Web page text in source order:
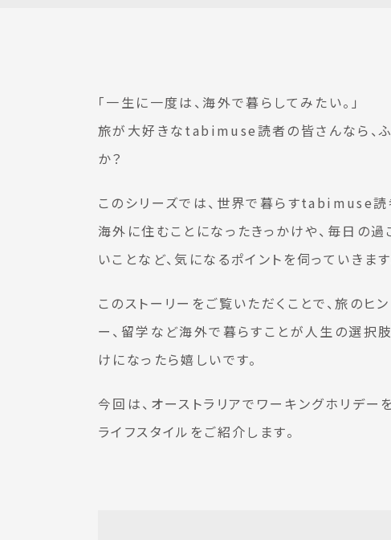
「一生に一度は、海外で暮らしてみたい。」
旅が大好きなtabimuse読者の皆さんなら、
か？
このシリーズでは、世界で暮らすtabimuse読
海外に住むことになったきっかけや、毎日の
いことなど、気になるポイントを伺っていきます
このストーリーをご覧いただくことで、旅のヒ
ー、留学など海外で暮らすことが人生の選択
けになったら嬉しいです。
今回は、オーストラリアでワーキングホリデ
ライフスタイルをご紹介します。